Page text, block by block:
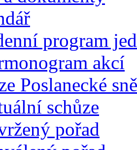
program
akcí
Poslanecké
schůze
pořad